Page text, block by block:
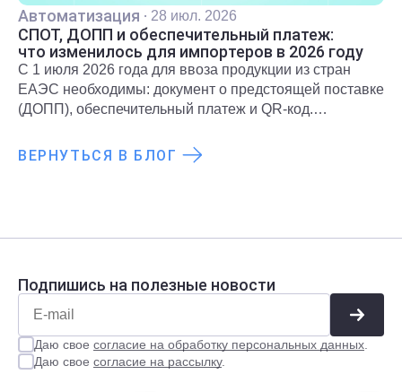
Автоматизация · 28 июл. 2026
СПОТ, ДОПП и обеспечительный платеж:
что изменилось для импортеров в 2026 году
С 1 июля 2026 года для ввоза продукции из стран
ЕАЭС необходимы: документ о предстоящей поставке
(ДОПП), обеспечительный платеж и QR-код.
рассказали в статье.
ВЕРНУТЬСЯ В БЛОГ
Подпишись на полезные новости
Даю свое согласие на обработку персональных данных
Даю свое согласие на рассылку.